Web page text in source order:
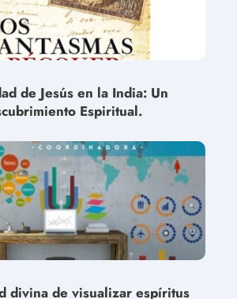
de Jesús en la India: Un
Espiritual.
divina de visualizar espíritus